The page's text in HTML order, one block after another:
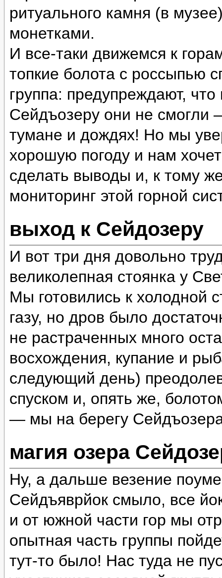
ритуального камня (в
монетками.
И все-таки движемся к
топкие болота с россыпью
группа: предупреждают,
Сейдъозеру они не смогли
тумане и дождях! Но мы
хорошую погоду и нам
сделать выводы и, к тому
мониторинг этой горной
выход к Сейдозеру
И вот три дня довольно
великолепная стоянка у
Мы готовились к холодной
газу, но дров было
не растраченных много
восхождения, купание и
следующий день)
спуском и, опять же,
— мы на берегу
магия озера
Ну, а дальше везение
Сейдъяврйок смыло, все
и от южной части гор мы
опытная часть группы
тут-то было! Нас туда не